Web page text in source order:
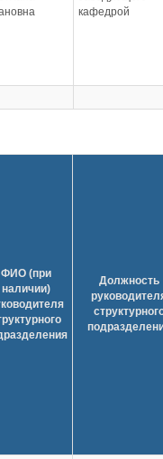
кафедрой
ФИО (при
наличии)
Должность